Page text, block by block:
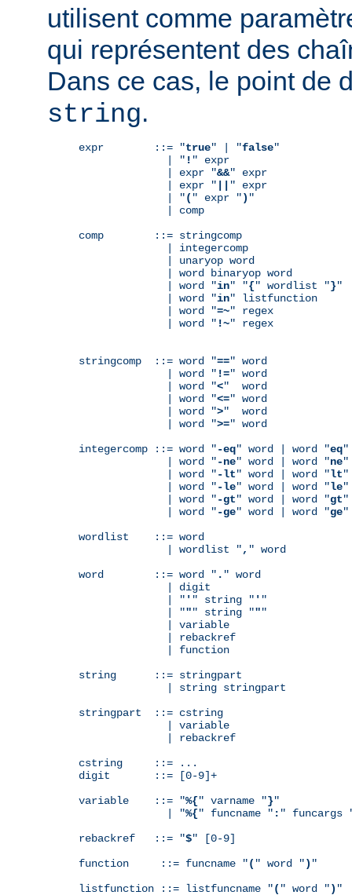
utilisent comme
qui représentent des
Dans ce cas, le point de
string.
expr        ::= "true" | "false"
              | "
! " expr
              | expr "
&&" expr
              | expr "
" expr
              | "
( " expr ") "
              | comp
comp        ::= stringcomp
              | integercomp
              | unaryop word
              | word binaryop word
              | word "
in" "{" wordlist "}"
              | word "
in" listfunction
              | word "
=~" regex
              | word "
!~" regex
stringcomp  ::= word "==" word
              | word "
!=" word
              | word "
<"  word
              | word "
<=" word
              | word "
>"  word
              | word "
>=" word
integercomp ::= word "-eq" word | word "eq"
              | word "
-ne" word | word "ne"
              | word "
-lt" word | word "lt"
              | word "
-le" word | word "le"
              | word "
-gt" word | word "gt"
              | word "
-ge" word | word "ge"
wordlist    ::= word
              | wordlist "
, " word
word        ::= word " . " word
              | digit
              | "
' " string " ' "
              | "
"" string """
              | variable
              | function
string      ::= stringpart
              | string stringpart
stringpart  ::= cstring
              | variable
cstring     ::= ...
digit       ::= [0-9]+
variable    ::= "%{" varname "}"
              | "
%{" funcname " : " funcargs
rebackref   ::= "$" [0-9]
function     ::= funcname "( " word ") "
listfunction ::= listfuncname "( " word ") "